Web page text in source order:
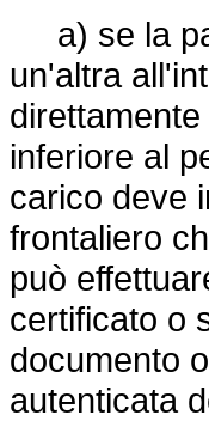
a) se la
un'altra
inferiore al
carico deve
frontaliero
può
certificato o
documento
autenticata